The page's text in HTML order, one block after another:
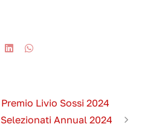
Livio Sossi 2024
Selezionati Annual 2024